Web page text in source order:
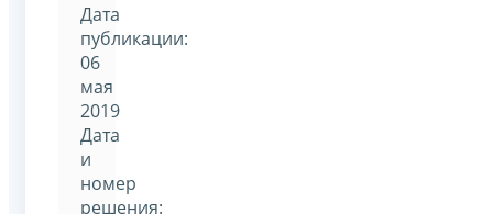
Дата
публикации:
06
мая
2019
Дата
и
номер
решения: